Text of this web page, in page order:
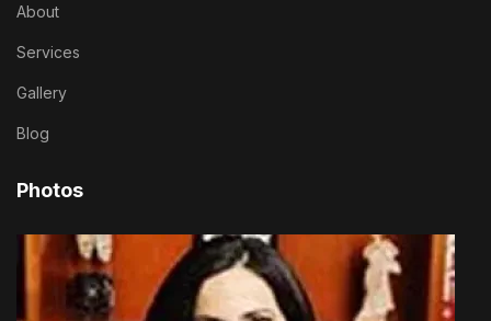
About
Services
Gallery
Blog
Photos